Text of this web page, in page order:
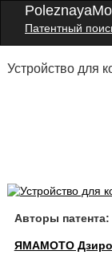
Патентный
Устройство для
Авторы патента:
ЯМАМОТО Дзиро